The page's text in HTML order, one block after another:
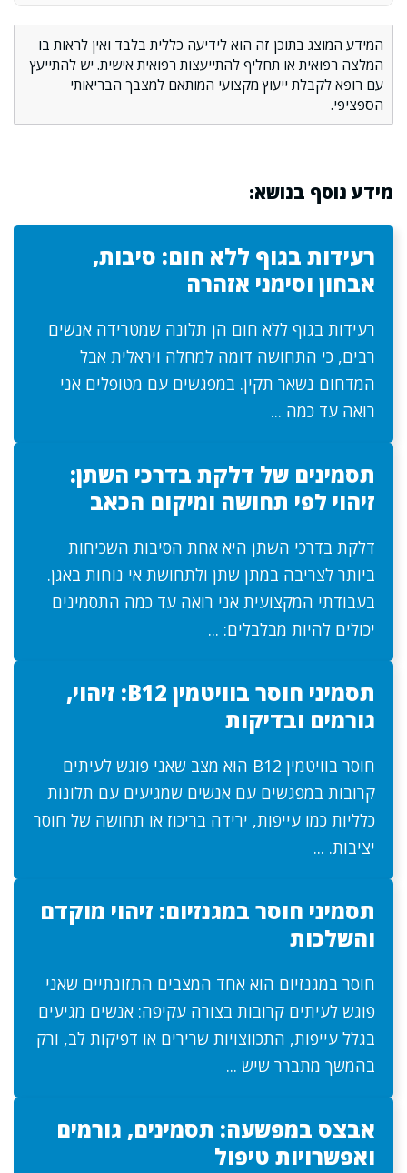
המידע המוצג בתוכן זה הוא לידיעה כללית בלבד ואין לראות בו
המלצה רפואית או תחליף להתייעצות רפואית אישית. יש להתייעץ
עם רופא לקבלת ייעוץ מקצועי המותאם למצבך הבריאותי
הספציפי.
מידע נוסף בנושא:
רעידות בגוף ללא חום: סיבות,
אבחון וסימני אזהרה
רעידות בגוף ללא חום הן תלונה שמטרידה אנשים
רבים, כי התחושה דומה למחלה ויראלית אבל
המדחום נשאר תקין. במפגשים עם מטופלים אני
רואה עד כמה ...
תסמינים של דלקת בדרכי השתן:
זיהוי לפי תחושה ומיקום הכאב
דלקת בדרכי השתן היא אחת הסיבות השכיחות
ביותר לצריבה במתן שתן ולתחושת אי נוחות באגן.
בעבודתי המקצועית אני רואה עד כמה התסמינים
יכולים להיות מבלבלים: ...
תסמיני חוסר בוויטמין B12: זיהוי,
גורמים ובדיקות
חוסר בוויטמין B12 הוא מצב שאני פוגש לעיתים
קרובות במפגשים עם אנשים שמגיעים עם תלונות
כלליות כמו עייפות, ירידה בריכוז או תחושה של חוסר
יציבות. ...
תסמיני חוסר במגנזיום: זיהוי מוקדם
והשלכות
חוסר במגנזיום הוא אחד המצבים התזונתיים שאני
פוגש לעיתים קרובות בצורה עקיפה: אנשים מגיעים
בגלל עייפות, התכווצויות שרירים או דפיקות לב, ורק
בהמשך מתברר שיש ...
אבצס במפשעה: תסמינים, גורמים
ואפשרויות טיפול